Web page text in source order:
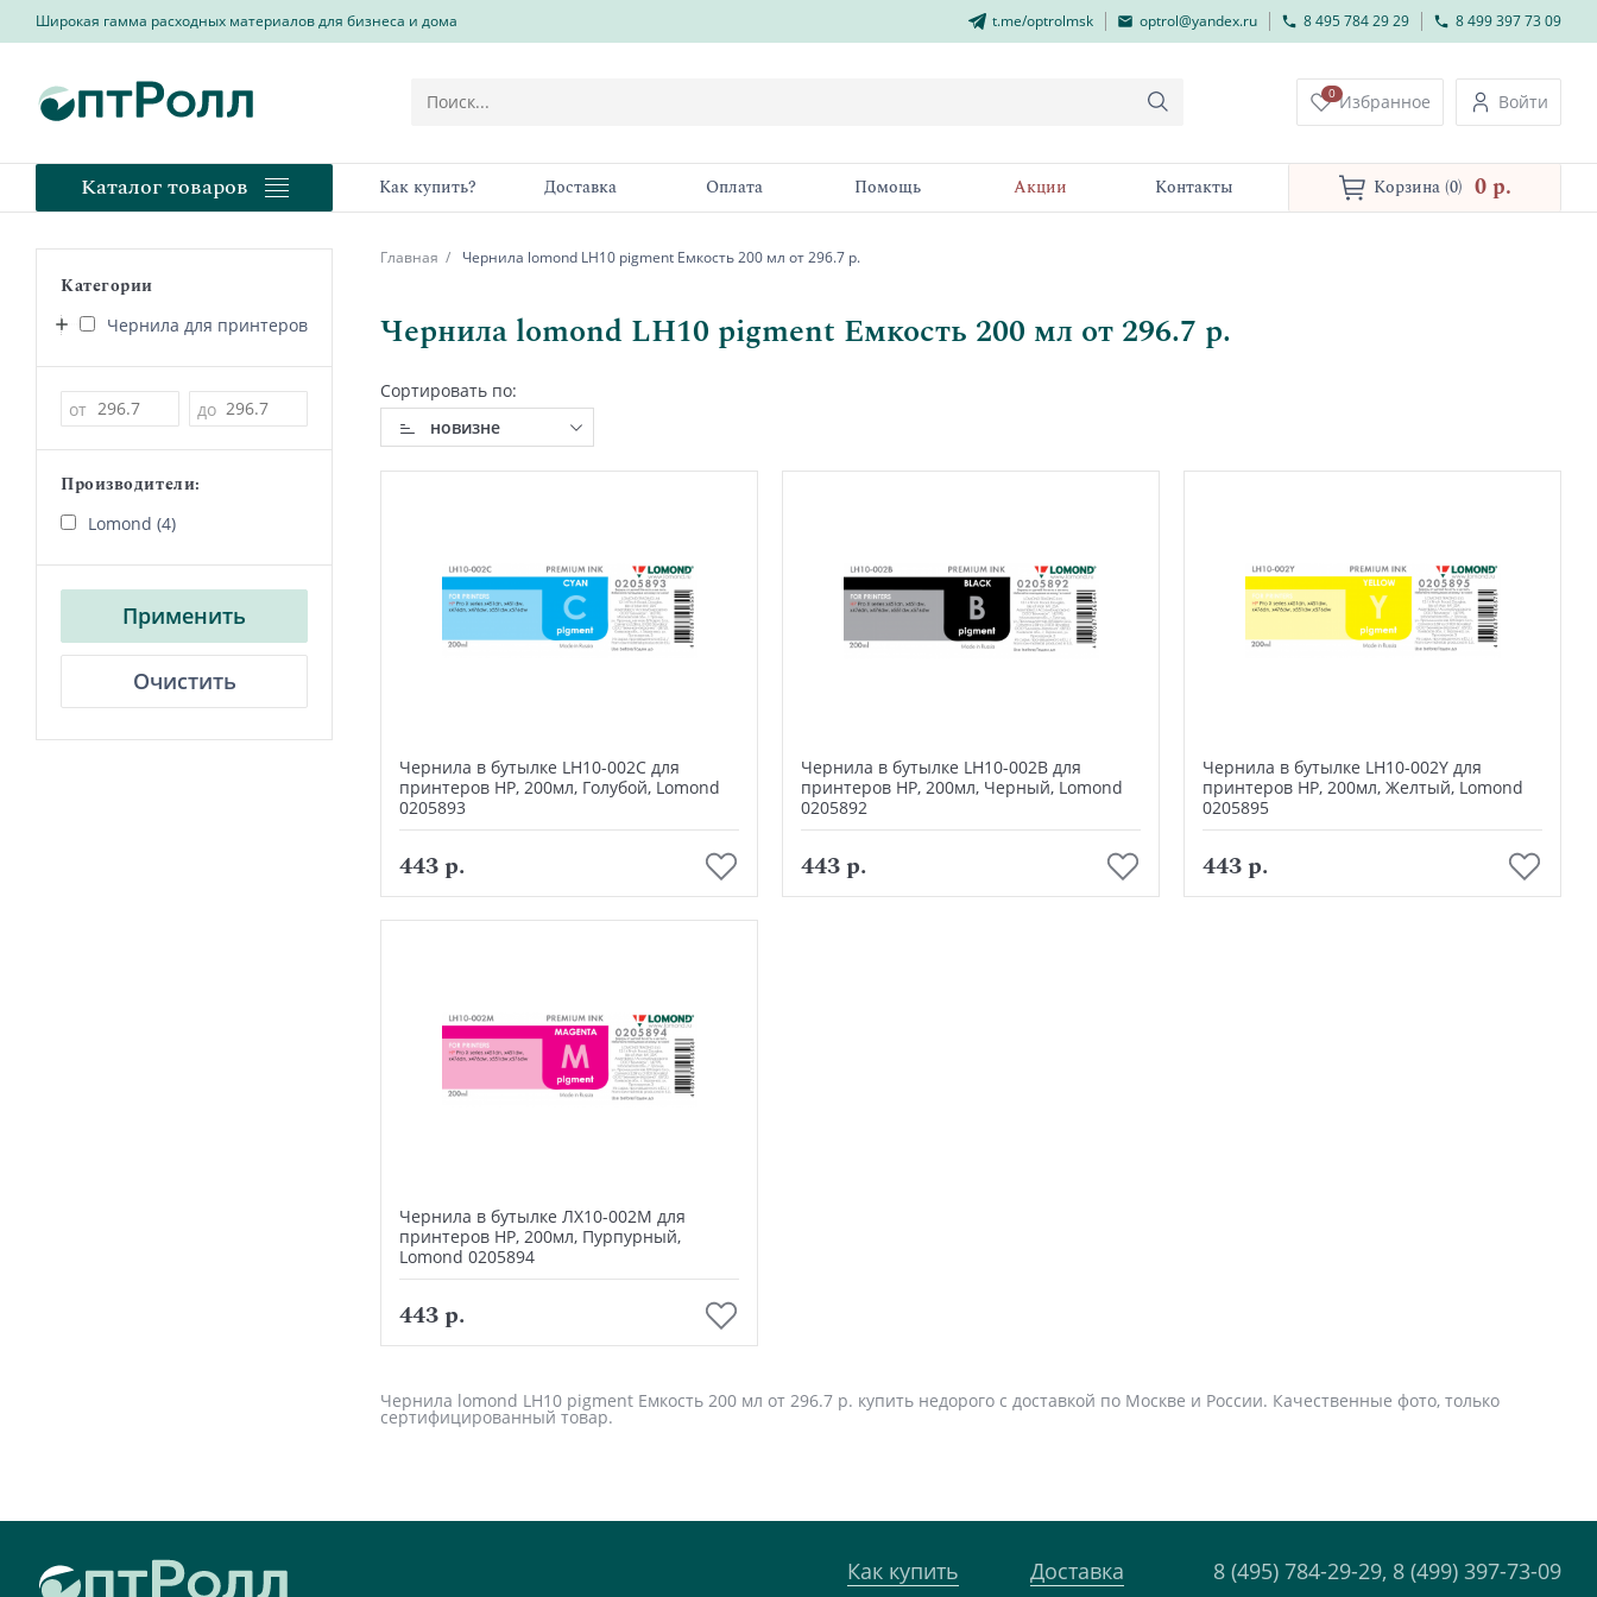
Широкая гамма расходных материалов для бизнеса и дома t.me/optrolmsk optrol@yandex.ru 8 495 784 29 29 8 499 397 73 09
0 Избранное Войти
Каталог товаров Как купить? Доставка Оплата Помощь Акции Контакты Корзина (0) 0 p.
Категории
Чернила для принтеров
Цена
от до
Производители:
Lomond (4)
Применить
Очистить
Главная Чернила lomond LH10 pigment Емкость 200 мл от 296.7 р.
Чернила lomond LH10 pigment Емкость 200 мл от 296.7 р.
Сортировать по:
новизне
Чернила в бутылке LH10-002C для
принтеров HP, 200мл, Голубой, Lomond
0205893
443 р.
Чернила в бутылке LH10-002B для
принтеров HP, 200мл, Черный, Lomond
0205892
443 р.
Чернила в бутылке LH10-002Y для
принтеров HP, 200мл, Желтый, Lomond
0205895
443 р.
Чернила в бутылке ЛХ10-002М для
принтеров HP, 200мл, Пурпурный,
Lomond 0205894
443 р.
Чернила lomond LH10 pigment Емкость 200 мл от 296.7 р. купить недорого с доставкой по Москве и России. Качественные фото, только
сертифицированный товар.
Как купить Доставка 8 (495) 784-29-29, 8 (499) 397-73-09